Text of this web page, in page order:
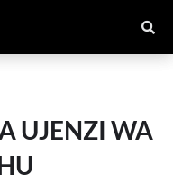
UJENZI WA